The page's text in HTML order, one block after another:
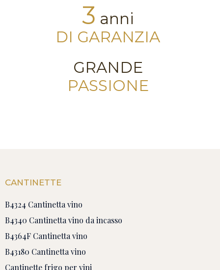
3 anni
DI GARANZIA
GRANDE
PASSIONE
CANTINETTE
B4324 Cantinetta vino
B4340 Cantinetta vino da incasso
B4364F Cantinetta vino
B43180 Cantinetta vino
Cantinette frigo per vini